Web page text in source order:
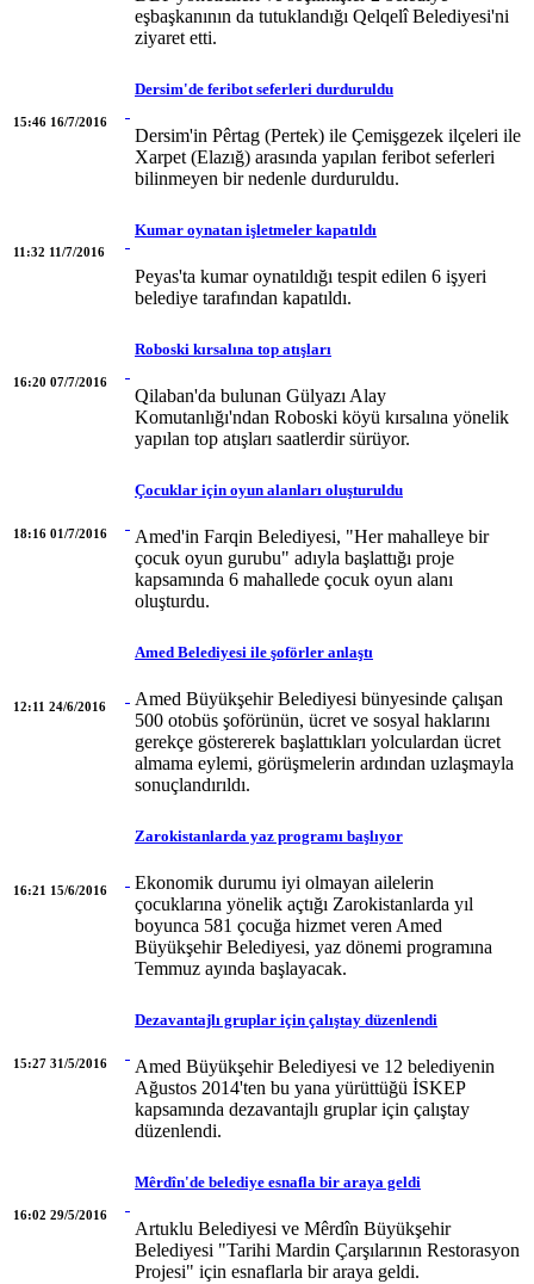
eşbaşkanının da tutuklandığı Qelqelî Belediyesi'ni
ziyaret etti.
15:46 16/7/2016
Dersim'de feribot seferleri durduruldu
Dersim'in Pêrtag (Pertek) ile Çemişgezek ilçeleri ile
Xarpet (Elazığ) arasında yapılan feribot seferleri
bilinmeyen bir nedenle durduruldu.
11:32 11/7/2016
Kumar oynatan işletmeler kapatıldı
Peyas'ta kumar oynatıldığı tespit edilen 6 işyeri
belediye tarafından kapatıldı.
16:20 07/7/2016
Roboski kırsalına top atışları
Qilaban'da bulunan Gülyazı Alay
Komutanlığı'ndan Roboski köyü kırsalına yönelik
yapılan top atışları saatlerdir sürüyor.
18:16 01/7/2016
Çocuklar için oyun alanları oluşturuldu
Amed'in Farqin Belediyesi, "Her mahalleye bir
çocuk oyun gurubu" adıyla başlattığı proje
kapsamında 6 mahallede çocuk oyun alanı
oluşturdu.
12:11 24/6/2016
Amed Belediyesi ile şoförler anlaştı
Amed Büyükşehir Belediyesi bünyesinde çalışan
500 otobüs şoförünün, ücret ve sosyal haklarını
gerekçe göstererek başlattıkları yolculardan ücret
almama eylemi, görüşmelerin ardından uzlaşmayla
sonuçlandırıldı.
16:21 15/6/2016
Zarokistanlarda yaz programı başlıyor
Ekonomik durumu iyi olmayan ailelerin
çocuklarına yönelik açtığı Zarokistanlarda yıl
boyunca 581 çocuğa hizmet veren Amed
Büyükşehir Belediyesi, yaz dönemi programına
Temmuz ayında başlayacak.
15:27 31/5/2016
Dezavantajlı gruplar için çalıştay düzenlendi
Amed Büyükşehir Belediyesi ve 12 belediyenin
Ağustos 2014'ten bu yana yürüttüğü İSKEP
kapsamında dezavantajlı gruplar için çalıştay
düzenlendi.
16:02 29/5/2016
Mêrdîn'de belediye esnafla bir araya geldi
Artuklu Belediyesi ve Mêrdîn Büyükşehir
Belediyesi "Tarihi Mardin Çarşılarının Restorasyon
Projesi" için esnaflarla bir araya geldi.